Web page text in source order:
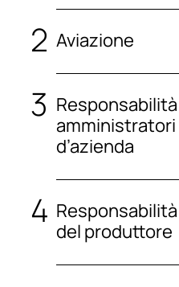
Aviazione
d’azienda
del produttore